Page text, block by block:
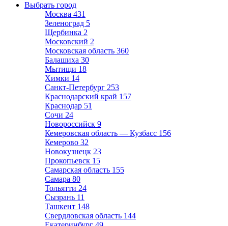
Выбрать город
Москва 431
Зеленоград 5
Щербинка 2
Московский 2
Московская область 360
Балашиха 30
Мытищи 18
Химки 14
Санкт-Петербург 253
Краснодарский край 157
Краснодар 51
Сочи 24
Новороссийск 9
Кемеровская область — Кузбасс 156
Кемерово 32
Новокузнецк 23
Прокопьевск 15
Самарская область 155
Самара 80
Тольятти 24
Сызрань 11
Ташкент 148
Свердловская область 144